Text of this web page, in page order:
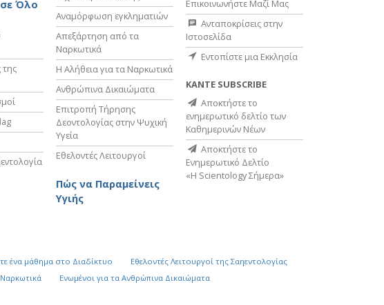
Όλο
της
Αναμόρφωση εγκληματιών
Απεξάρτηση από τα
Ναρκωτικά
Η Αλήθεια για τα Ναρκωτικά
Ανθρώπινα Δικαιώματα
Επιτροπή Τήρησης
Δεοντολογίας στην Ψυχική
Υγεία
Εθελοντές Λειτουργοί
Πώς να Παραμείνεις
Υγιής
Επικοινωνήστε Μαζί Μας
Ανταποκρίσεις στην
Ιστοσελίδα
Εντοπίστε μια Εκκλησία
ΚΑΝΤΕ SUBSCRIBE
Αποκτήστε το
ενημερωτικό δελτίο των
Καθημερινών Νέων
Αποκτήστε το
Ενημερωτικό Δελτίο
«Η Scientology Σήμερα»
ένα μάθημα στο Διαδίκτυο
Εθελοντές Λειτουργοί της Σαηεντολογίας
Ενωµένοι για τα Ανθρώπινα Δικαιώµατα